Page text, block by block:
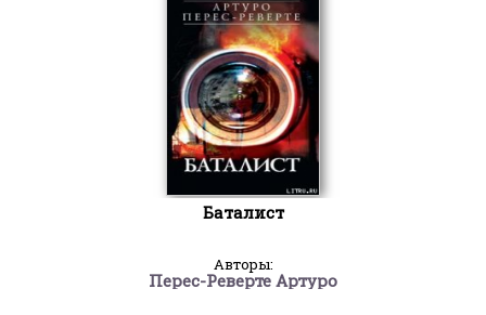
Баталист
Авторы:
Перес-Реверте Артуро